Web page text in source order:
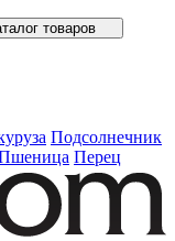
товаров
Подсолнечник
Перец